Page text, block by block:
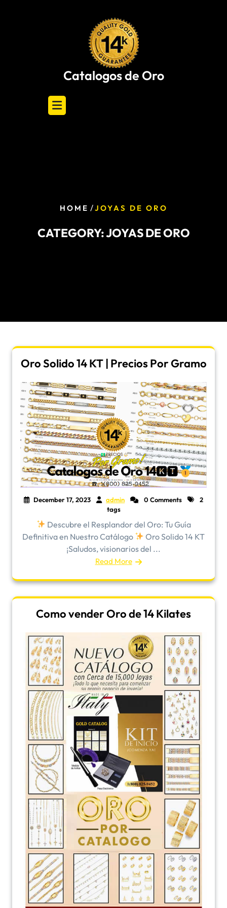
Catalogos de Oro
HOME /JOYAS DE ORO
CATEGORY:JOYAS DE ORO
Oro Solido 14 KT | Precios Por Gramo
December 17, 2023 admin 0 Comments
2
tags
Descubre el Resplandor del Oro: Tu Guía
Definitiva en Nuestro Catálogo
Oro Solido 14 KT
¡Saludos, visionarios del ...
Read More
Como vender Oro de 14 Kilates